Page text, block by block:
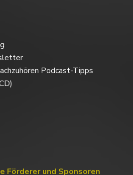
Podcast-Tipps
Förderer und Sponsoren